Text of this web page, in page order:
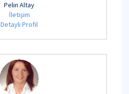
Pelin Altay
İletişim
Detaylı Profil